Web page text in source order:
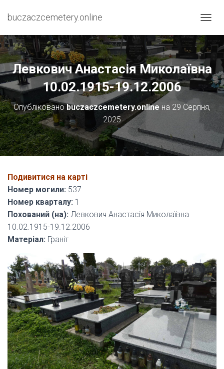
buczaczcemetery.online
Е
Е
К
Н
У
И
І
Г
Левкович Анастасія Миколаївна
10.02.1915-19.12.2006
Опублікованоbuczaczcemetery.online на 29 Серпня,
2025
Подивитися на карті
Номер могили: 537
Номер кварталу: 1
Похований (на): Левкович Анастасія Миколаївна
10.02.1915-19.12.2006
Матеріал: Граніт